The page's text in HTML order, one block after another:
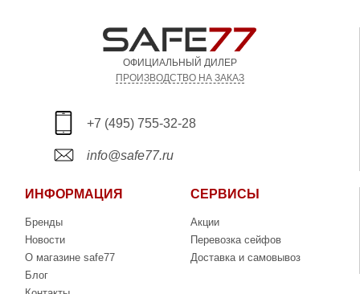
ОФИЦИАЛЬНЫЙ ДИЛЕР
ПРОИЗВОДСТВО НА ЗАКАЗ
+7 (495) 755-32-28
info@safe77.ru
ИНФОРМАЦИЯ
Бренды
Новости
О магазине safe77
Блог
СЕРВИСЫ
Акции
Перевозка сейфов
Доставка и самовывоз